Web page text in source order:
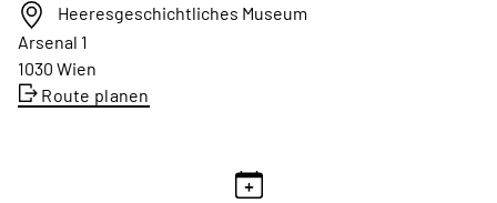
Heeresgeschichtliches Museum
Arsenal 1
1030 Wien
Route planen